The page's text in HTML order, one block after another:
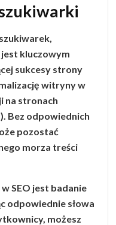
jest kluczowym
sukcesy strony
witryny w
na stronach
Bez odpowiednich
pozostać
morza treści
SEO jest badanie
odpowiednie słowa
możesz